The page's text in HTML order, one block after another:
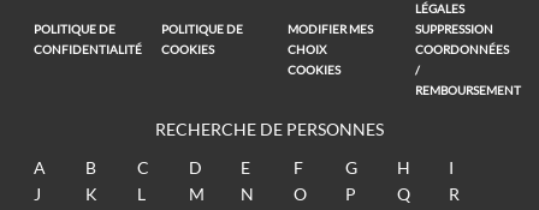
LÉGALES
POLITIQUE DE
CONFIDENTIALITÉ
POLITIQUE DE
COOKIES
MODIFIER MES
CHOIX
COOKIES
SUPPRESSION
COORDONNÉES
/
REMBOURSEMENT
RECHERCHE DE PERSONNES
A
B C D E F G H
I
J
K L M N O P Q
R